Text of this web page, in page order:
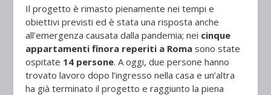
Il progetto è rimasto pienamente nei tempi e
obiettivi previsti ed è stata una risposta anche
all’emergenza causata dalla pandemia; nei cinque
appartamenti finora reperiti a Roma sono state
ospitate 14 persone. A oggi, due persone hanno
trovato lavoro dopo l’ingresso nella casa e un’altra
ha già terminato il progetto e raggiunto la piena